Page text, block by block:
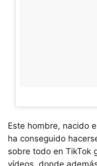
Este hombre, nacido
ha conseguido
sobre todo en TikTok